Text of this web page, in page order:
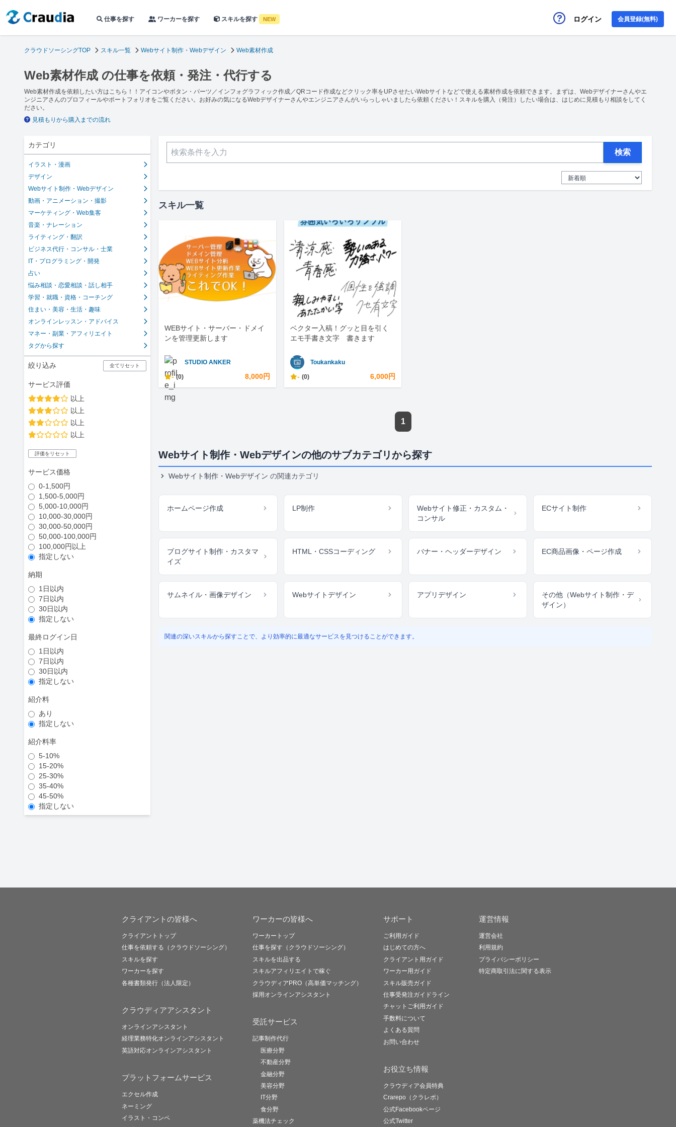
仕事を探す ワーカーを探す スキルを探す NEW ログイン 会員登録(無料)
クラウドソーシングTOP スキル一覧 Webサイト制作・Webデザイン Web素材作成
Web素材作成 の仕事を依頼・発注・代行する
Web素材作成を依頼したい方はこちら！！アイコンやボタン・パーツ／インフォグラフィック作成／QRコード作成などクリック率をUPさせたいWebサイトなどで使える素材作成を依頼できます。まずは、Webデザイナーさんやエ
ンジニアさんのプロフィールやポートフォリオをご覧ください。お好みの気になるWebデザイナーさんやエンジニアさんがいらっしゃいましたら依頼ください！スキルを購入（発注）したい場合は、はじめに見積もり相談をしてく
ださい。
見積もりから購入までの流れ
カテゴリ
イラスト・漫画
デザイン
Webサイト制作・Webデザイン
動画・アニメーション・撮影
マーケティング・Web集客
音楽・ナレーション
ライティング・翻訳
ビジネス代行・コンサル・士業
IT・プログラミング・開発
占い
悩み相談・恋愛相談・話し相手
学習・就職・資格・コーチング
住まい・美容・生活・趣味
オンラインレッスン・アドバイス
マネー・副業・アフィリエイト
タグから探す
絞り込み 全てリセット
サービス評価
以上
以上
以上
以上
評価をリセット
サービス価格
0-1,500円
1,500-5,000円
5,000-10,000円
10,000-30,000円
30,000-50,000円
50,000-100,000円
100,000円以上
指定しない
納期
1日以内
7日以内
30日以内
指定しない
最終ログイン日
1日以内
7日以内
30日以内
指定しない
紹介料
あり
指定しない
紹介料率
5-10%
15-20%
25-30%
35-40%
45-50%
指定しない
検索
スキル一覧
WEBサイト・サーバー・ドメイ
ンを管理更新します
STUDIO ANKER
- (0) 8,000円
ベクター入稿！グッと目を引く
エモ手書き文字 書きます
Toukankaku
- (0) 6,000円
1
Webサイト制作・Webデザインの他のサブカテゴリから探す
Webサイト制作・Webデザイン の関連カテゴリ
ホームページ作成 LP制作
Webサイト修正・カスタム・
コンサル
ECサイト制作
ブログサイト制作・カスタマ
イズ
HTML・CSSコーディング バナー・ヘッダーデザイン EC商品画像・ページ作成
サムネイル・画像デザイン Webサイトデザイン アプリデザイン
その他（Webサイト制作・デ
ザイン）
関連の深いスキルから探すことで、より効率的に最適なサービスを見つけることができます。
クライアントの皆様へ
クライアントトップ
仕事を依頼する（クラウドソーシング）
スキルを探す
ワーカーを探す
各種書類発行（法人限定）
クラウディアアシスタント
オンラインアシスタント
経理業務特化オンラインアシスタント
英語対応オンラインアシスタント
プラットフォームサービス
エクセル作成
ネーミング
イラスト・コンペ
ワーカーの皆様へ
ワーカートップ
仕事を探す（クラウドソーシング）
スキルを出品する
スキルアフィリエイトで稼ぐ
クラウディアPRO（高単価マッチング）
採用オンラインアシスタント
受託サービス
記事制作代行
医療分野
不動産分野
金融分野
美容分野
IT分野
食分野
薬機法チェック
サポート
ご利用ガイド
はじめての方へ
クライアント用ガイド
ワーカー用ガイド
スキル販売ガイド
仕事受発注ガイドライン
チャットご利用ガイド
手数料について
よくある質問
お問い合わせ
お役立ち情報
クラウディア会員特典
Crarepo（クラレポ）
公式Facebookページ
公式Twitter
運営情報
運営会社
利用規約
プライバシーポリシー
特定商取引法に関する表示